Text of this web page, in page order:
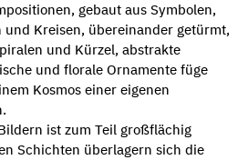
gebaut aus Symbolen,
und Kreisen, übereinander getürmt,
und Kürzel, abstrakte
und florale Ornamente füge
Kosmos einer eigenen
ist zum Teil großflächig
Schichten überlagern sich die